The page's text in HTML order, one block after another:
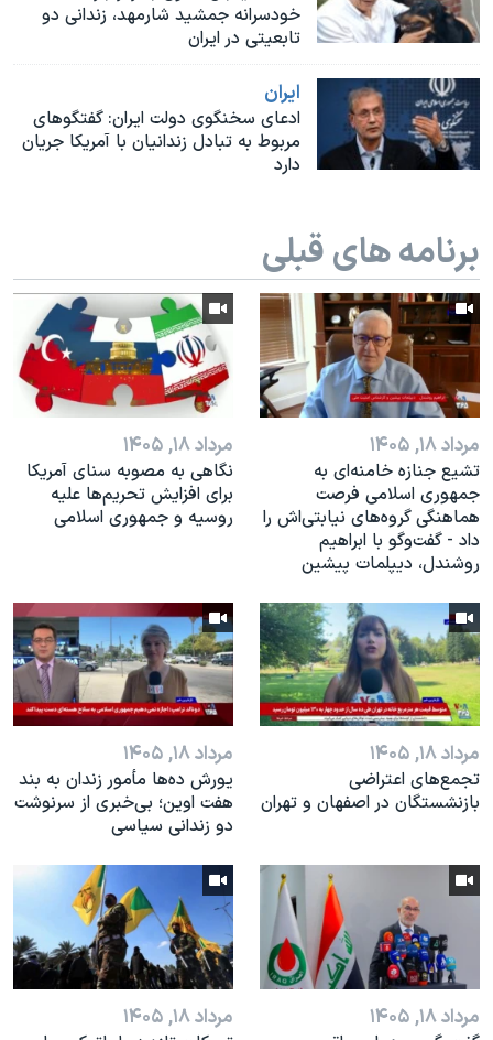
نرگس محمدی برنده جایزه نوبل صلح
همایش محافظه‌کاران آمریکا «سی‌پک»
صفحه‌های ویژه
سفر پرزیدنت ترامپ به چین
خودسرانه جمشید شارمهد، زندانی دو
تابعیتی در ایران
ايران
ادعای سخنگوی دولت ایران: گفتگوهای
مربوط به تبادل زندانیان با آمریکا جریان
دارد
برنامه های قبلی
مرداد ۱۸, ۱۴۰۵
تشیع جنازه خامنه‌ای به
جمهوری اسلامی فرصت
هماهنگی گروه‌های نیابتی‌اش را
داد - گفت‌وگو با ابراهیم
روشندل، دیپلمات پیشین
مرداد ۱۸, ۱۴۰۵
نگاهی به مصوبه سنای آمریکا
برای افزایش تحریم‌ها علیه
روسیه و جمهوری اسلامی
مرداد ۱۸, ۱۴۰۵
تجمع‌های اعتراضی
بازنشستگان در اصفهان و تهران
مرداد ۱۸, ۱۴۰۵
یورش ده‌ها مأمور زندان به بند
هفت اوین؛ بی‌خبری از سرنوشت
دو زندانی سیاسی
مرداد ۱۸, ۱۴۰۵ مرداد ۱۸, ۱۴۰۵